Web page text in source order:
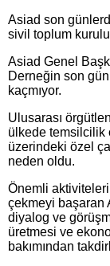
Asiad son
sivil toplum
Asiad Genel
Derneğin son
kaçmıyor.
Ulusarası
ülkede temsilcilik
üzerindeki özel
neden oldu.
Önemli aktiviteleri
çekmeyi başaran
diyalog ve
üretmesi ve
bakımından